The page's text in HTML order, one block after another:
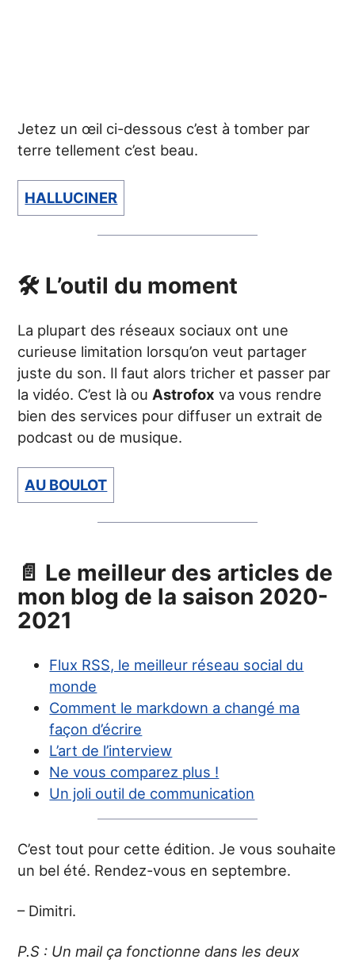
Jetez un œil ci-dessous c’est à tomber par
terre tellement c’est beau.
HALLUCINER
🛠 L’outil du moment
La plupart des réseaux sociaux ont une
curieuse limitation lorsqu’on veut partager
juste du son. Il faut alors tricher et passer par
la vidéo. C’est là ou Astrofox va vous rendre
bien des services pour diffuser un extrait de
podcast ou de musique.
AU BOULOT
📄 Le meilleur des articles de
mon blog de la saison 2020-
2021
Flux RSS, le meilleur réseau social du
monde
Comment le markdown a changé ma
façon d’écrire
L’art de l’interview
Ne vous comparez plus !
Un joli outil de communication
C’est tout pour cette édition. Je vous souhaite
un bel été. Rendez-vous en septembre.
– Dimitri.
P.S : Un mail ça fonctionne dans les deux